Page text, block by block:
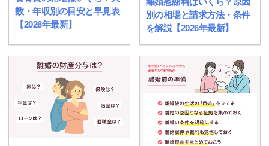
数・年収別の目安と早見表
【2026年最新】
別の相場と請求方法・条件
を解説【2026年最新】